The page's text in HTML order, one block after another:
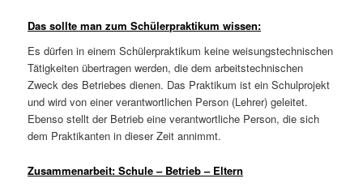
Das sollte man zum Schülerpraktikum wissen:
Es dürfen in einem Schülerpraktikum keine weisungstechnischen
Tätigkeiten übertragen werden, die dem arbeitstechnischen
Zweck des Betriebes dienen. Das Praktikum ist ein Schulprojekt
und wird von einer verantwortlichen Person (Lehrer) geleitet.
Ebenso stellt der Betrieb eine verantwortliche Person, die sich
dem Praktikanten in dieser Zeit annimmt.
Zusammenarbeit: Schule – Betrieb – Eltern